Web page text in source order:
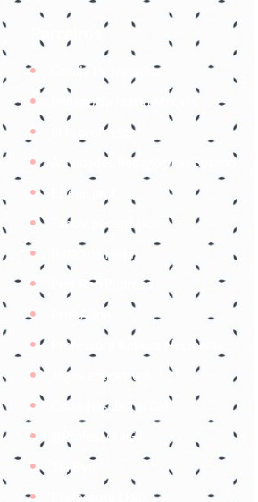
Coruja Pedagogica
Pedagogia Ingrid Moraes
SOS professor
Atividades Pedagógicas Suzano
Etiene prof
Tudo é pedagógico
Balão de Ideias
Prof Roh Pedroso
Prof. Aline
Professora Rebeca Neumann
Jogos educativos
Coisinhas da Tia Cal
@ProfessoraGii
Tia Bya
Professora Lisiê